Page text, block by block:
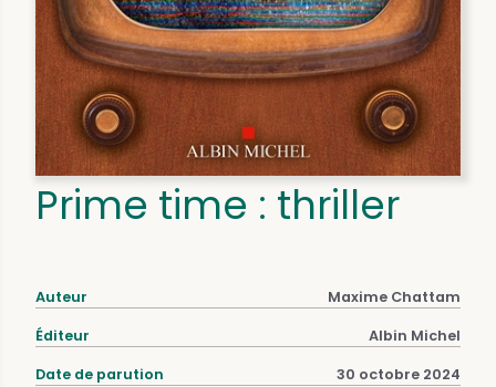
Prime time : thriller
Auteur Maxime Chattam
Éditeur Albin Michel
Date de parution 30 octobre 2024